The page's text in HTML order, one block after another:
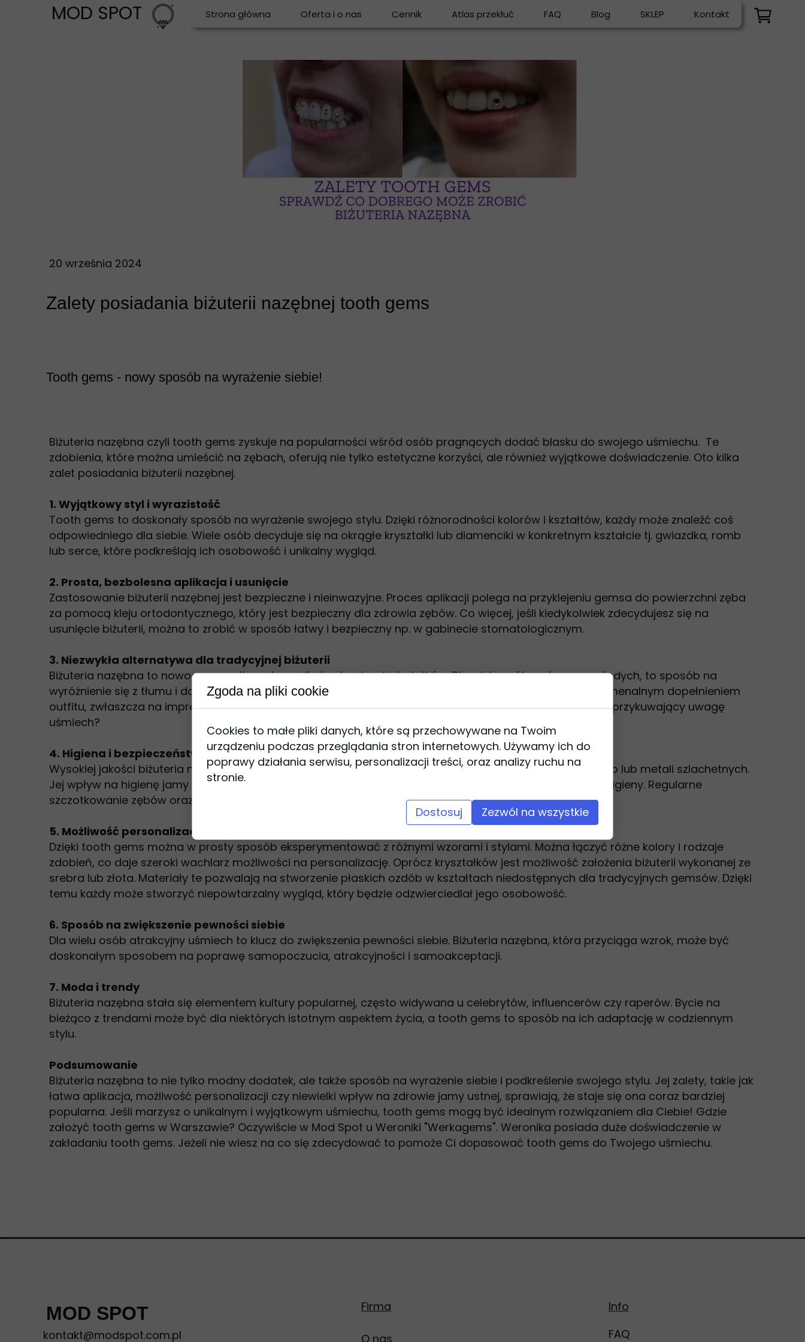
Strona główna Oferta i o nas Cennik Atlas przekłuć FAQ Blog SKLEP Kontakt
MOD SPOT
Tooth gems - nowy sposób na wyrażenie siebie!
20 września 2024
Zalety posiadania biżuterii nazębnej tooth gems
Biżuteria nazębna czyli tooth gems zyskuje na popularności wśród osób pragnących dodać blasku do swojego uśmiechu. Te
zdobienia, które można umieścić na zębach, oferują nie tylko estetyczne korzyści, ale również wyjątkowe doświadczenie. Oto kilka
zalet posiadania biżuterii nazębnej.
1. Wyjątkowy styl i wyrazistość
Tooth gems to doskonały sposób na wyrażenie swojego stylu. Dzięki różnorodności kolorów i kształtów, każdy może znaleźć coś
odpowiedniego dla siebie. Wiele osób decyduje się na okrągłe kryształki lub diamenciki w konkretnym kształcie tj. gwiazdka, romb
lub serce, które podkreślają ich osobowość i unikalny wygląd.
2. Prosta, bezbolesna aplikacja i usunięcie
Zastosowanie biżuterii nazębnej jest bezpieczne i nieinwazyjne. Proces aplikacji polega na przyklejeniu gemsa do powierzchni zęba
za pomocą kleju ortodontycznego, który jest bezpieczny dla zdrowia zębów. Co więcej, jeśli kiedykolwiek zdecydujesz się na
usunięcie biżuterii, można to zrobić w sposób łatwy i bezpieczny np. w gabinecie stomatologicznym.
3. Niezwykła alternatywa dla tradycyjnej biżuterii
Biżuteria nazębna to nowoczesna alternatywa dla tradycyjnych dodatków. Dla wielu osób, zwłaszcza młodych, to sposób na
wyróżnienie się z tłumu i dodanie swojemu wyglądowi odrobiny szaleństwa. Tooth gems mogą być fenomenalnym dopełnieniem
outfitu, zwłaszcza na imprezach, koncertach czy festiwalach. Czy może być coś lepszego niż błyszczący, przykuwający uwagę
uśmiech?
4. Higiena i bezpieczeństwo
Wysokiej jakości biżuteria nazębna powstaje z materiałów bezpiecznych dla zdrowia np. szkła ołowiowego lub metali szlachetnych.
Jej wpływ na higienę jamy ustnej jest minimalny, pod warunkiem, że zachowujemy podstawowe zasady higieny. Regularne
szczotkowanie zębów oraz dbanie o stan jamy ustnej pozwoli cieszyć się biżuterią bez obaw.
5. Możliwość personalizacji
Dzięki tooth gems można w prosty sposób eksperymentować z różnymi wzorami i stylami. Można łączyć różne kolory i rodzaje
zdobień, co daje szeroki wachlarz możliwości na personalizację. Oprócz kryształków jest możliwość założenia biżuterii wykonanej ze
srebra lub złota. Materiały te pozwalają na stworzenie płaskich ozdób w kształtach niedostępnych dla tradycyjnych gemsów. Dzięki
temu każdy może stworzyć niepowtarzalny wygląd, który będzie odzwierciedlał jego osobowość.
6. Sposób na zwiększenie pewności siebie
Dla wielu osób atrakcyjny uśmiech to klucz do zwiększenia pewności siebie. Biżuteria nazębna, która przyciąga wzrok, może być
doskonałym sposobem na poprawę samopoczucia, atrakcyjności i samoakceptacji.
7. Moda i trendy
Biżuteria nazębna stała się elementem kultury popularnej, często widywana u celebrytów, influencerów czy raperów. Bycie na
bieżąco z trendami może być dla niektórych istotnym aspektem życia, a tooth gems to sposób na ich adaptację w codziennym
stylu.
Podsumowanie
Biżuteria nazębna to nie tylko modny dodatek, ale także sposób na wyrażenie siebie i podkreślenie swojego stylu. Jej zalety, takie jak
łatwa aplikacja, możliwość personalizacji czy niewielki wpływ na zdrowie jamy ustnej, sprawiają, że staje się ona coraz bardziej
popularna. Jeśli marzysz o unikalnym i wyjątkowym uśmiechu, tooth gems mogą być idealnym rozwiązaniem dla Ciebie! Gdzie
założyć tooth gems w Warszawie? Oczywiście w Mod Spot u Weroniki "Werkagems". Weronika posiada duże doświadczenie w
zakładaniu tooth gems. Jeżeli nie wiesz na co się zdecydować to pomoże Ci dopasować tooth gems do Twojego uśmiechu.
MOD SPOT
kontakt@modspot.com.pl
Firma
O nas
Info
FAQ
Zgoda na pliki cookie
Cookies to małe pliki danych, które są przechowywane na Twoim
urządzeniu podczas przeglądania stron internetowych. Używamy ich do
poprawy działania serwisu, personalizacji treści, oraz analizy ruchu na
stronie.
Dostosuj Zezwól na wszystkie